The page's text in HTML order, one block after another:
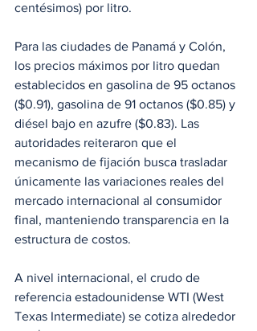
centésimos) por litro.
Para las ciudades de Panamá y Colón,
los precios máximos por litro quedan
establecidos en gasolina de 95 octanos
($0.91), gasolina de 91 octanos ($0.85) y
diésel bajo en azufre ($0.83). Las
autoridades reiteraron que el
mecanismo de fijación busca trasladar
únicamente las variaciones reales del
mercado internacional al consumidor
final, manteniendo transparencia en la
estructura de costos.
A nivel internacional, el crudo de
referencia estadounidense WTI (West
Texas Intermediate) se cotiza alrededor